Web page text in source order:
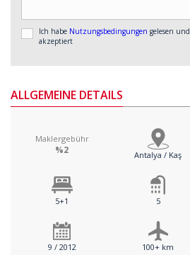
Ich habe Nutzungsbedingungen gelesen und
akzeptiert
ALLGEMEINE DETAILS
Maklergebühr
%2 Antalya / Kaş
5+1 5
9 / 2012 100+ km